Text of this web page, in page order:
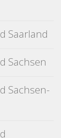
Saarland
Sachsen
Sachsen-